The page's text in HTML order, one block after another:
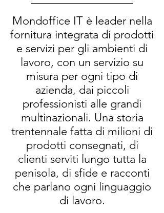
Mondoffice IT è leader nella
fornitura integrata di prodotti
e servizi per gli ambienti di
lavoro, con un servizio su
misura per ogni tipo di
azienda, dai piccoli
professionisti alle grandi
multinazionali. Una storia
trentennale fatta di milioni di
prodotti consegnati, di
clienti serviti lungo tutta la
penisola, di sfide e racconti
che parlano ogni linguaggio
di lavoro.